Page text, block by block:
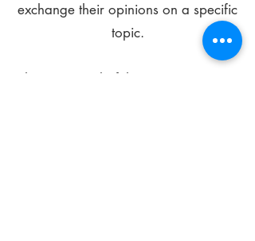
exchange their opinions on a specific
topic.
The main goal of these meetings is to